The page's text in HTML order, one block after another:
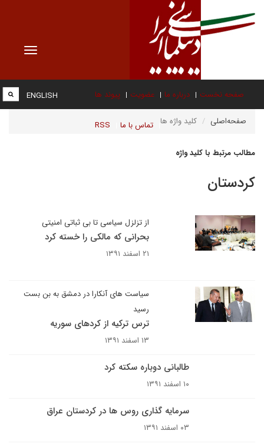
Toggle
صفحه نخست درباره ما عضویت پیوند ها
تماس با ما RSS
ENGLISH
صفحه‌اصلی کلید واژه ها
مطالب مرتبط با کلید واژه
کردستان
از تزلزل سیاسی تا بی ثباتی امنیتی
بحرانی که مالکی را خسته کرد
۲۱ اسفند ۱۳۹۱
سیاست های آنکارا در دمشق به بن بست
رسید
ترس ترکیه از کردهای سوریه
۱۳ اسفند ۱۳۹۱
طالبانی دوباره سکته کرد
۱۰ اسفند ۱۳۹۱
سرمایه گذاری روس ها در کردستان عراق
۰۳ اسفند ۱۳۹۱